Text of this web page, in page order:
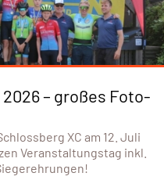
– großes Foto-
XC am 12. Juli
Veranstaltungstag inkl.